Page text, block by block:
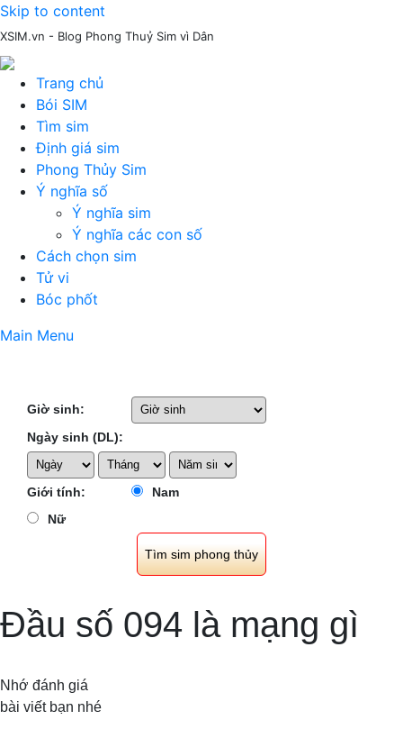
Skip to content
XSIM.vn - Blog Phong Thuỷ Sim vì Dân
Trang chủ
Bói SIM
Tìm sim
Định giá sim
Phong Thủy Sim
Ý nghĩa số
Ý nghĩa sim
Ý nghĩa các con số
Cách chọn sim
Tử vi
Bóc phốt
Main Menu
Giờ sinh:
Ngày sinh (DL):
Giới tính:
Nam
Nữ
Đầu số 094 là mạng gì
Nhớ đánh giá
bài viết bạn nhé